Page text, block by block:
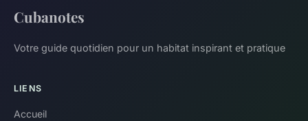
Cubanotes
Votre guide quotidien pour un habitat inspirant et pratique
LIENS
Accueil